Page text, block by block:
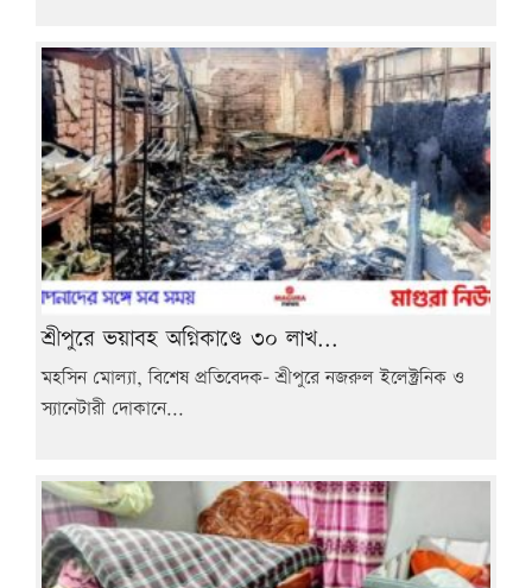
শ্রীপুরে ভয়াবহ অগ্নিকাণ্ডে ৩০ লাখ...
মহসিন মোল্যা, বিশেষ প্রতিবেদক- শ্রীপুরে নজরুল ইলেক্ট্রনিক ও
স্যানেটারী দোকানে...